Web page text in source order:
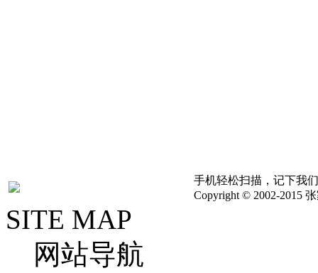
手机轻松扫描，记下我
Copyright © 2002-2015
SITE MAP
网站导航